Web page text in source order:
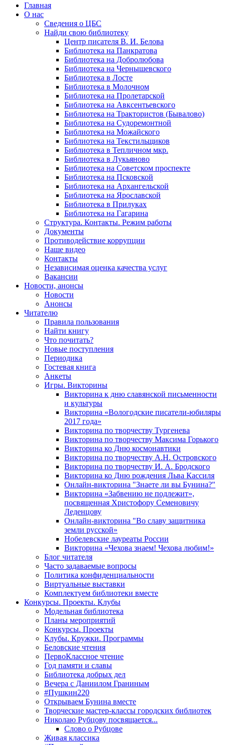
Главная
О нас
Сведения о ЦБС
Найди свою библиотеку
Центр писателя В. И. Белова
Библиотека на Панкратова
Библиотека на Добролюбова
Библиотека на Чернышевского
Библиотека в Лосте
Библиотека в Молочном
Библиотека на Пролетарской
Библиотека на Авксентьевского
Библиотека на Трактористов (Бывалово)
Библиотека на Судоремонтной
Библиотека на Можайского
Библиотека на Текстильщиков
Библиотека в Тепличном мкр.
Библиотека в Лукьяново
Библиотека на Советском проспекте
Библиотека на Псковской
Библиотека на Архангельской
Библиотека на Ярославской
Библиотека в Прилуках
Библиотека на Гагарина
Структура. Контакты. Режим работы
Документы
Противодействие коррупции
Наше видео
Контакты
Независимая оценка качества услуг
Вакансии
Новости, анонсы
Новости
Анонсы
Читателю
Правила пользования
Найти книгу
Что почитать?
Новые поступления
Периодика
Гостевая книга
Анкеты
Игры. Викторины
Викторина к дню славянской письменности
и культуры
Викторина «Вологодские писатели-юбиляры
2017 года»
Викторина по творчеству Тургенева
Викторина по творчеству Максима Горького
Викторина ко Дню космонавтики
Викторина по творчеству А.Н. Островского
Викторина по творчеству И. А. Бродского
Викторина ко Дню рождения Льва Кассиля
Онлайн-викторина "Знаете ли вы Бунина?"
Викторина «Забвению не подлежит»,
посвященная Христофору Семеновичу
Леденцову
Онлайн-викторина "Во славу защитника
земли русской»
Нобелевские лауреаты России
Викторина «Чехова знаем! Чехова любим!»
Блог читателя
Часто задаваемые вопросы
Политика конфиденциальности
Виртуальные выставки
Комплектуем библиотеки вместе
Конкурсы. Проекты. Клубы
Модельная библиотека
Планы мероприятий
Конкурсы. Проекты
Клубы. Кружки. Программы
Беловские чтения
ПервоКлассное чтение
Год памяти и славы
Библиотека добрых дел
Вечера с Даниилом Граниным
#Пушкин220
Открываем Бунина вместе
Творческие мастер-классы городских библиотек
Николаю Рубцову посвящается...
Слово о Рубцове
Живая классика